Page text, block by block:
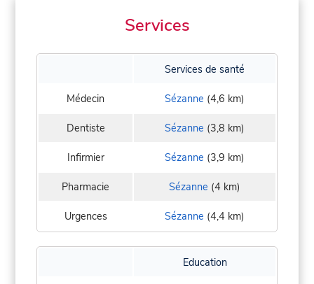
Services
Services de santé
Médecin Sézanne (4,6 km)
Dentiste Sézanne (3,8 km)
Infirmier Sézanne (3,9 km)
Pharmacie Sézanne (4 km)
Urgences Sézanne (4,4 km)
Education